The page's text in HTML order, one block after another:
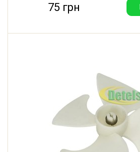
75 грн